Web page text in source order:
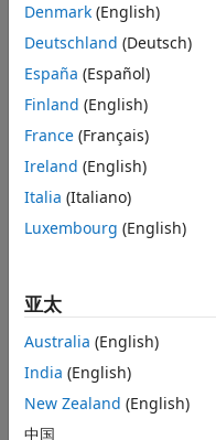
Denmark (English)
Deutschland (Deutsch)
España (Español)
Finland (English)
France (Français)
Ireland (English)
Italia (Italiano)
Luxembourg (English)
亚太
Australia (English)
India (English)
New Zealand (English)
中国
信任中心 商标 隐私政
联系我们
© 1994-2026 The